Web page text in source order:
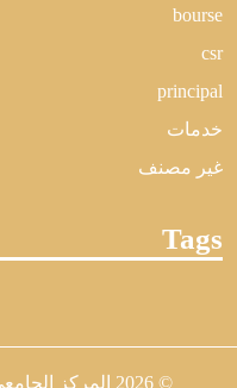
bourse
csr
principal
خدمات
غير مصنف
Tags
© 2026 المركز